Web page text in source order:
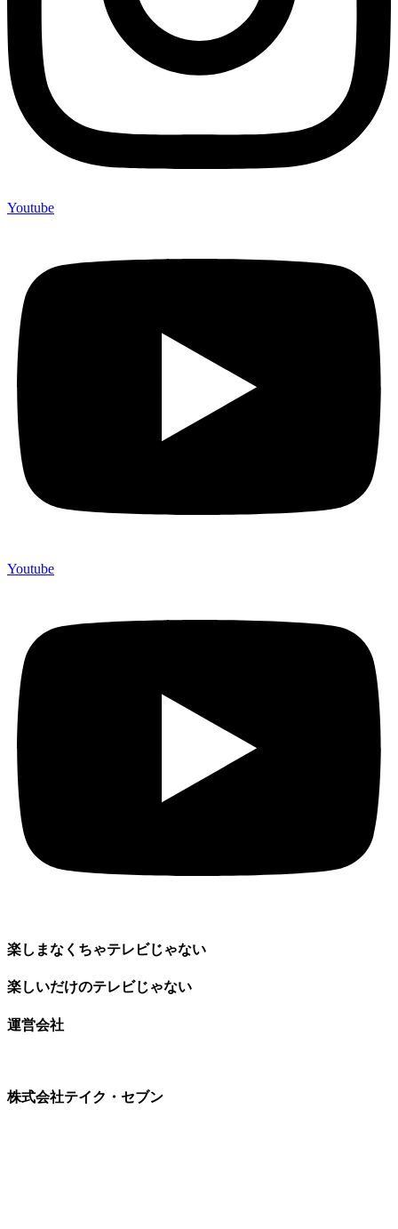
Youtube
Youtube
楽しまなくちゃテレビじゃない
楽しいだけのテレビじゃない
運営会社
株式会社テイク・セブン